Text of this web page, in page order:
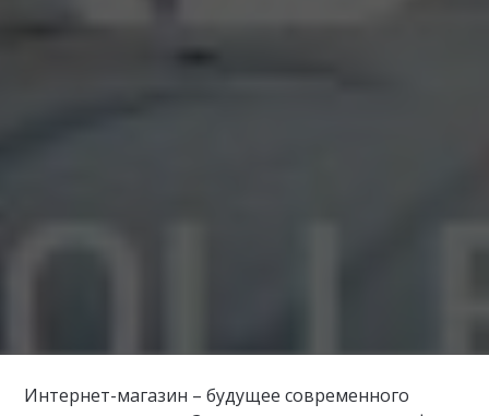
Интернет-магазин – будущее современного